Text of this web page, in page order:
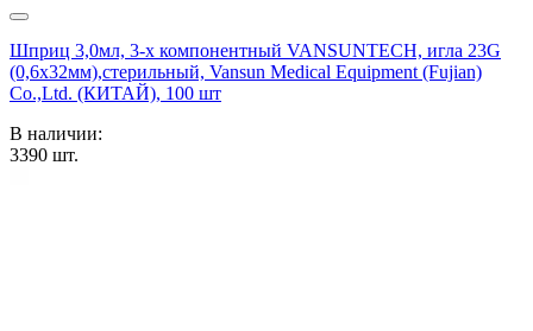
Шприц 3,0мл, 3-х компонентный VANSUNTECH, игла 23G
(0,6х32мм),стерильный, Vansun Medical Equipment (Fujian)
Co.,Ltd. (КИТАЙ), 100 шт
В наличии:
3390 шт.